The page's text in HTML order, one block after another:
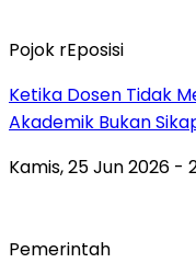
Pojok rEposisi
Ketika Dosen Tidak
Akademik Bukan
Kamis, 25 Jun 2026 -
Pemerintah